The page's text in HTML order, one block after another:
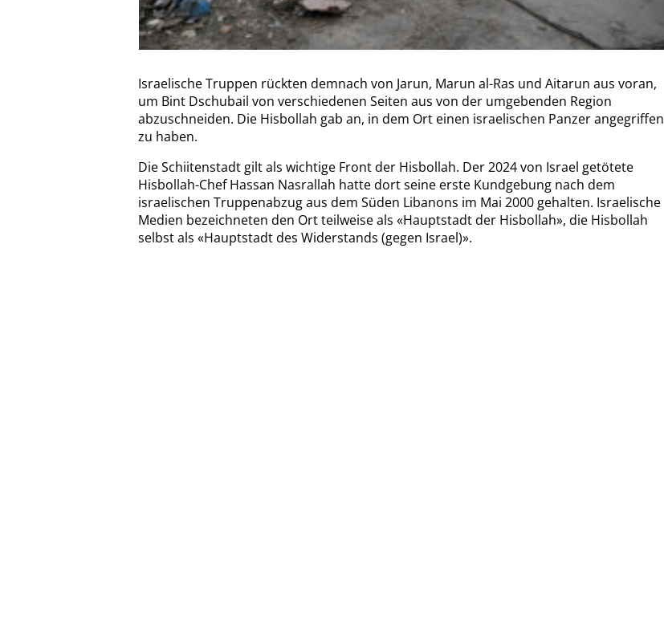
Israelische Truppen rückten demnach von Jarun, Marun al-Ras und Aitarun aus voran,
um Bint Dschubail von verschiedenen Seiten aus von der umgebenden Region
abzuschneiden. Die Hisbollah gab an, in dem Ort einen israelischen Panzer angegriffen
zu haben.
Die Schiitenstadt gilt als wichtige Front der Hisbollah. Der 2024 von Israel getötete
Hisbollah-Chef Hassan Nasrallah hatte dort seine erste Kundgebung nach dem
israelischen Truppenabzug aus dem Süden Libanons im Mai 2000 gehalten. Israelische
Medien bezeichneten den Ort teilweise als «Hauptstadt der Hisbollah», die Hisbollah
selbst als «Hauptstadt des Widerstands (gegen Israel)».